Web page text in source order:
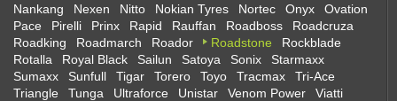
Nankang
Nexen Nitto Nokian Tyres Nortec Onyx
Ovation
Pace
Pirelli Prinx Rapid Rauffan Roadboss
Roadcruza
Roadking
Roadmarch Roador Roadstone
Rockblade
Rotalla
Royal Black Sailun Satoya Sonix
Starmaxx
Sumaxx
Sunfull Tigar Torero Toyo Tracmax
Tri-Ace
Triangle
Tunga Ultraforce Unistar Venom Power
Viatti